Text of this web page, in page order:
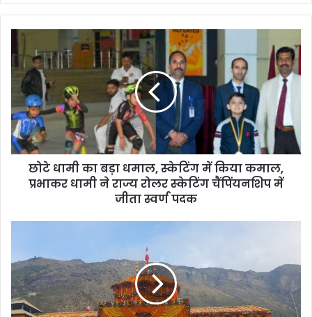
छोटे
का
बड़ा
धमाल,
स्केटिंग
में
किया
कमाल,
प्रभाकर
चैंपिंयनशिप
में
जीता
स्वर्ण
पदक
छोटे धामी का बड़ा धमाल, स्केटिंग में किया कमाल,
प्रभाकर धामी ने राज्य रोलर स्केटिंग चैंपिंयनशिप में
जीता स्वर्ण पदक
शीतकाल
के
लिए